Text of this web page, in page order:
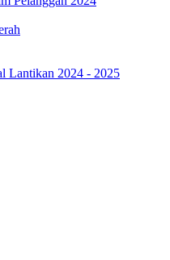
Lantikan 2024 - 2025